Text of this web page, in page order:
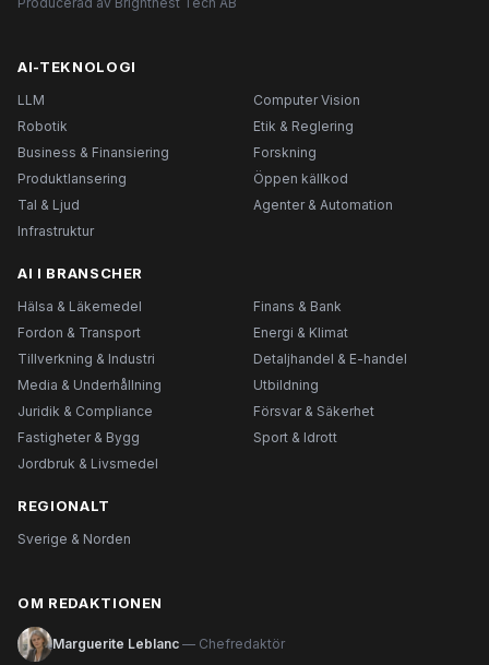
AI-TEKNOLOGI
LLM
Computer Vision
Robotik
Etik & Reglering
Business & Finansiering
Forskning
Produktlansering
Öppen källkod
Tal & Ljud
Agenter & Automation
Infrastruktur
AI I BRANSCHER
Hälsa & Läkemedel
Finans & Bank
Fordon & Transport
Energi & Klimat
Tillverkning & Industri
Detaljhandel & E-handel
Media & Underhållning
Utbildning
Juridik & Compliance
Försvar & Säkerhet
Fastigheter & Bygg
Sport & Idrott
Jordbruk & Livsmedel
REGIONALT
Sverige & Norden
OM REDAKTIONEN
Marguerite Leblanc — Chefredaktör